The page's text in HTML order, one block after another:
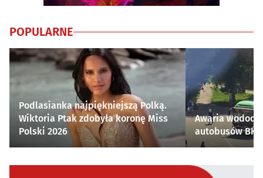
POPULARNE
Podlasianka najpiękniejszą Polką.
Wiktoria Ptak zdobyła koronę Miss
Polski 2026
Awaria
autobusów